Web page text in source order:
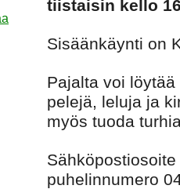
tiistaisin kello
Sisäänkäynti on
Pajalta voi
pelejä, leluja ja
myös tuoda
puhelinnumero